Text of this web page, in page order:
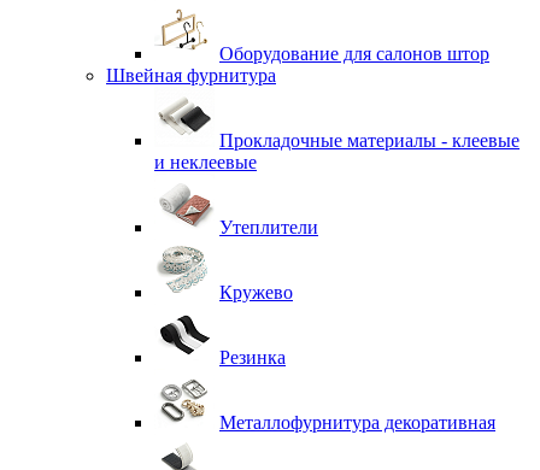
Оборудование для салонов штор
Швейная фурнитура
Прокладочные материалы - клеевые
и неклеевые
Утеплители
Кружево
Резинка
Металлофурнитура декоративная